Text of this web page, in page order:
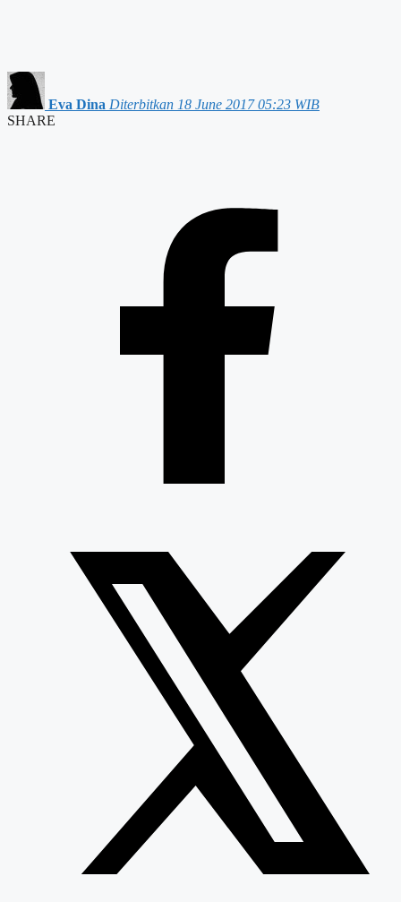
Eva Dina Diterbitkan 18 June 2017 05:23 WIB
SHARE